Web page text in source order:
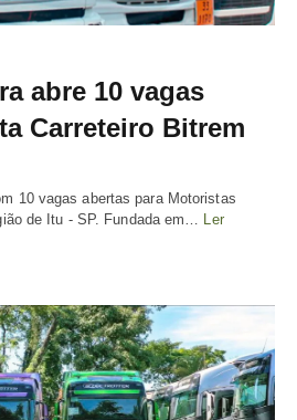
abre 10 vagas
Carreteiro Bitrem
10 vagas abertas para Motoristas
de Itu - SP. Fundada em… Ler